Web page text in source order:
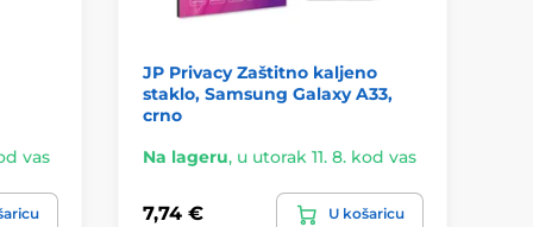
vas
JP Privacy Zaštitno kaljeno
staklo, Samsung Galaxy A33,
crno
Na lageru, u utorak 11. 8. kod vas
7,74 € U košaricu